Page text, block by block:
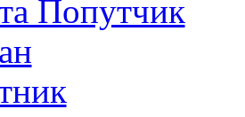
Попутчик